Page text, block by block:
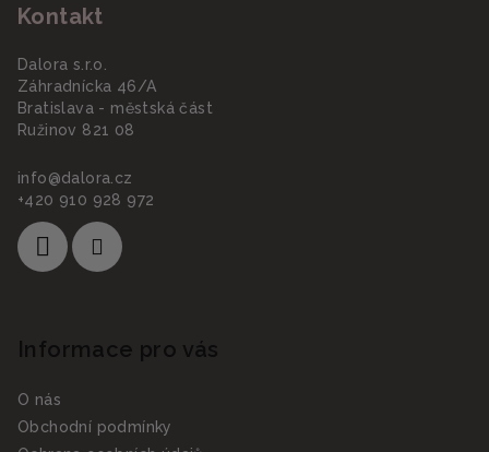
Kontakt
Dalora s.r.o.
Záhradnícka 46/A
Bratislava - městská část
Ružinov 821 08
info@dalora.cz
+420 910 928 972
Informace pro vás
O nás
Obchodní podmínky